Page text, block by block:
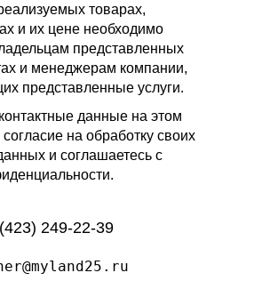
товарах,
и их цене необходимо
представленных
и менеджерам компании,
представленные услуги.
данные на этом
на обработку своих
и соглашаетесь с
249-22-39